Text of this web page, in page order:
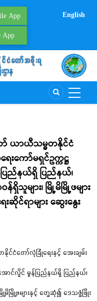
App
App
English
ာ် ယာယီသမ္မတနိုင်ငံ
းကော်မရှင်ဥက္ကဋ္ဌ
ြည်နယ်ရှိ ပြည်နယ်၊
များ၊ မြို့မိမြို့ဖများ
ရာများ ဆွေးနွေး
င်ငံတော်လုံခြုံရေးနှင့် အေးချမ်း
အောင်လှိုင် မွန်ပြည်နယ်ရှိ ပြည်နယ်၊
မိမြို့ဖများနှင့် တွေ့ဆုံ၍ ဒေသဖွံ့ဖြိုး